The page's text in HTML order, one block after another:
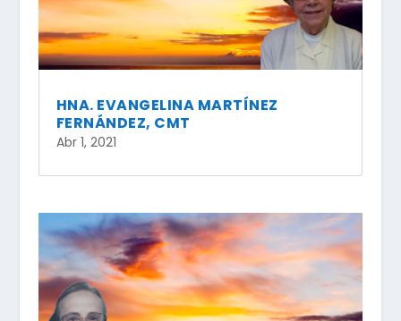
HNA. EVANGELINA MARTÍNEZ
FERNÁNDEZ, CMT
Abr 1, 2021